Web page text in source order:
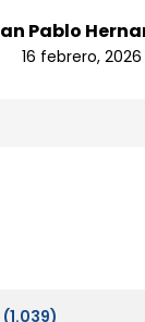
Pablo
16 febrero, 2026
(1.039)